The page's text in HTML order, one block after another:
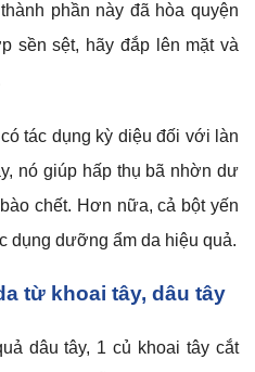
phần này đã hòa quyện
sền sệt, hãy đắp lên mặt và
tác dụng kỳ diệu đối với làn
nó giúp hấp thụ bã nhờn dư
chết. Hơn nữa, cả bột yến
dụng dưỡng ẩm da hiệu quả.
từ khoai tây, dâu tây
dâu tây, 1 củ khoai tây cắt